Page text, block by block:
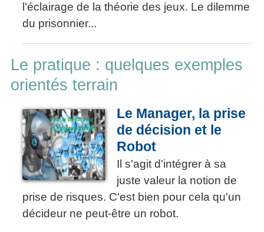
l'éclairage de la théorie des jeux. Le dilemme
du prisonnier...
Le pratique : quelques exemples
orientés terrain
Le Manager, la prise
de décision et le
Robot
Il s'agit d'intégrer à sa
juste valeur la notion de
prise de risques. C'est bien pour cela qu'un
décideur ne peut-être un robot.